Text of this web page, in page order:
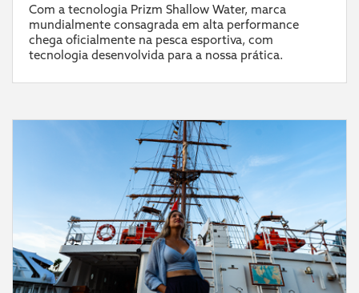
Com a tecnologia Prizm Shallow Water, marca
mundialmente consagrada em alta performance
chega oficialmente na pesca esportiva, com
tecnologia desenvolvida para a nossa prática.